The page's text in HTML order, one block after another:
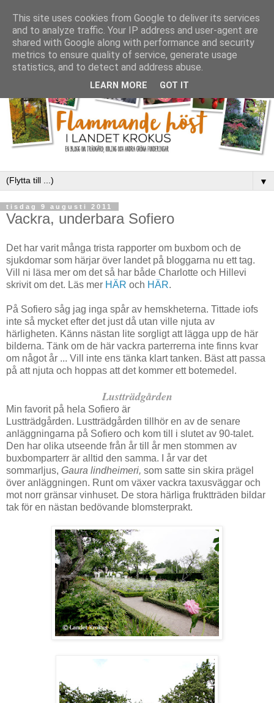
▼
tisdag 9 augusti 2011
Vackra, underbara Sofiero
Det har varit många trista rapporter om buxbom och de
sjukdomar som härjar över landet på bloggarna nu ett tag.
Vill ni läsa mer om det så har både Charlotte och Hillevi
skrivit om det. Läs mer HÄR och HÄR.
På Sofiero såg jag inga spår av hemskheterna. Tittade iofs
inte så mycket efter det just då utan ville njuta av
härligheten. Känns nästan lite sorgligt att lägga upp de här
bilderna. Tänk om de här vackra parterrerna inte finns kvar
om något år ... Vill inte ens tänka klart tanken. Bäst att passa
på att njuta och hoppas att det kommer ett botemedel.
Lustträdgården
Min favorit på hela Sofiero är
Lustträdgården. Lustträdgården tillhör en av de senare
anläggningarna på Sofiero och kom till i slutet av 90-talet.
Den har olika utseende från år till år men stommen av
buxbomparterr är alltid den samma. I år var det
sommarljus, Gaura lindheimeri, som satte sin skira prägel
över anläggningen. Runt om växer vackra taxusväggar och
mot norr gränsar vinhuset. De stora härliga fruktträden bildar
tak för en nästan bedövande blomsterprakt.
This site uses cookies from Google to deliver its services
and to analyze traffic. Your IP address and user-agent are
shared with Google along with performance and security
metrics to ensure quality of service, generate usage
statistics, and to detect and address abuse.
LEARN MORE GOT IT